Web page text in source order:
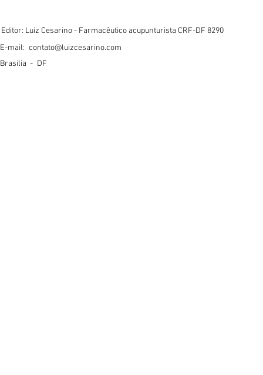
Editor: Luiz Cesarino - Farmacêutico acupunturista CRF-DF 8290
E-mail: contato@luizcesarino.com
Brasília - DF